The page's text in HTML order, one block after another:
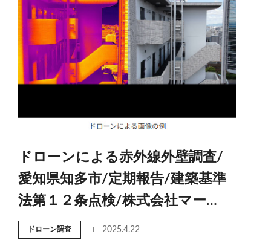
ドローンによる赤外線外壁調査/
愛知県知多市/定期報告/建築基準
法第１２条点検/株式会社マー…
ドローン調査 2025.4.22